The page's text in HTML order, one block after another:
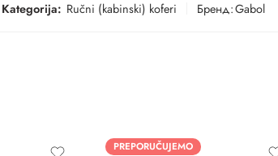
Kategorija: Ručni (kabinski) koferi Бренд:Gabol
PREPORUČUJEMO